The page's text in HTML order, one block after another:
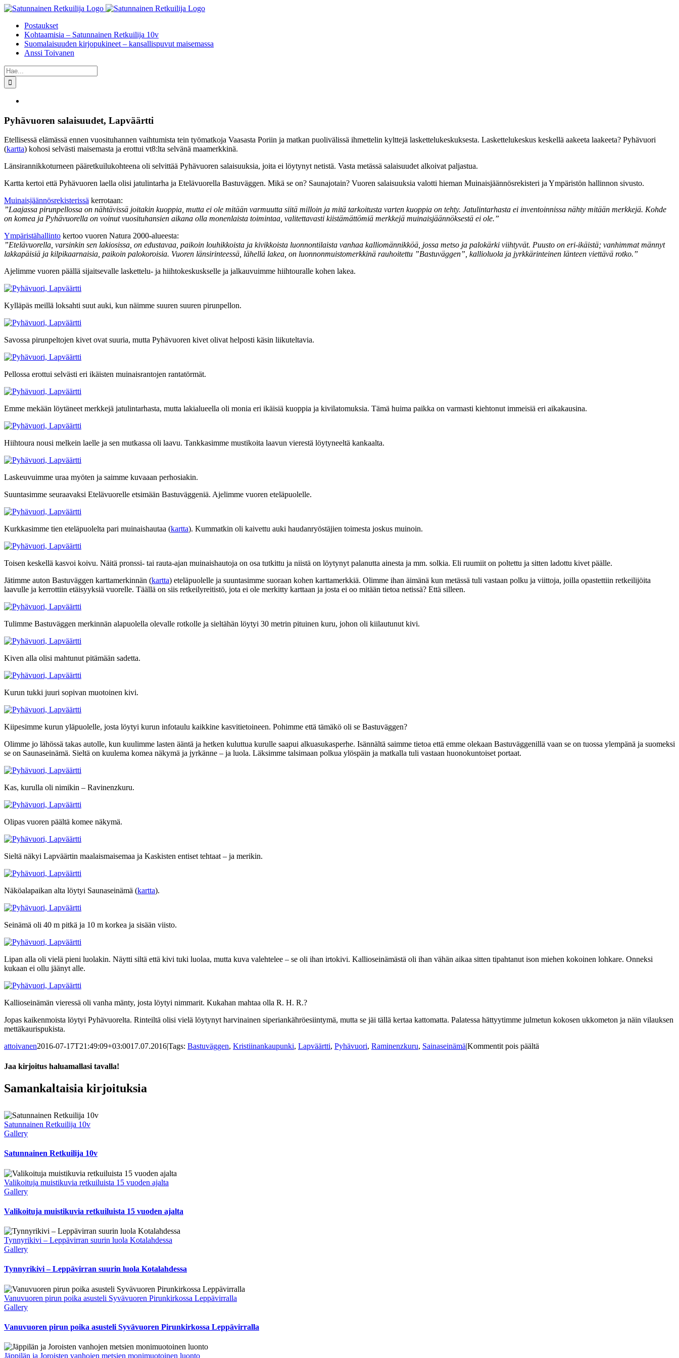
Skip
contentPostaukset
Kohtaamisia – Satunnainen Retkuilija 10v
Suomalaisuuden kirjopukineet – kansallispuvut maisemassa
Anssi Toivanen
Etsi
...
isompana
Pyhävuoren salaisuudet, Lapväärtti
Etellisessä elämässä ennen vuosituhannen vaihtumista tein työmatkoja Vaasasta Poriin ja matkan puolivälissä ihmettelin kylttejä laskettelukeskuksesta. Laskettelukeskus keskellä aakeeta laakeeta? Pyhävuori
(kartta) kohosi selvästi maisemasta ja erottui vt8:lta selvänä maamerkkinä.
Länsirannikkoturneen pääretkuilukohteena oli selvittää Pyhävuoren salaisuuksia, joita ei löytynyt netistä. Vasta metässä salaisuudet alkoivat paljastua.
Kartta kertoi että Pyhävuoren laella olisi jatulintarha ja Etelävuorella Bastuväggen. Mikä se on? Saunajotain? Vuoren salaisuuksia valotti hieman Muinaisjäännösrekisteri ja Ympäristön hallinnon sivusto.
Muinaisjäännösrekisterissä kerrotaan:
”Laajassa pirunpellossa on nähtävissä joitakin kuoppia, mutta ei ole mitään varmuutta siitä milloin ja mitä tarkoitusta varten kuoppia on tehty. Jatulintarhasta ei inventoinnissa nähty mitään merkkejä. Kohde
on komea ja Pyhävuorella on voinut vuosituhansien aikana olla monenlaista toimintaa, valitettavasti kiistämättömiä merkkejä muinaisjäännöksestä ei ole.”
Ympäristähallinto kertoo vuoren Natura 2000-alueesta:
”Etelävuorella, varsinkin sen lakiosissa, on edustavaa, paikoin louhikkoista ja kivikkoista luonnontilaista vanhaa kalliomännikköä, jossa metso ja palokärki viihtyvät. Puusto on eri-ikäistä; vanhimmat männyt
lakkapäisiä ja kilpikaarnaisia, paikoin palokoroisia. Vuoren länsirinteessä, lähellä lakea, on luonnonmuistomerkkinä rauhoitettu ”Bastuväggen”, kallioluola ja jyrkkärinteinen länteen viettävä rotko.”
Ajelimme vuoren päällä sijaitsevalle laskettelu- ja hiihtokeskuskselle ja jalkauvuimme hiihtouralle kohen lakea.
Kylläpäs meillä loksahti suut auki, kun näimme suuren suuren pirunpellon.
Savossa pirunpeltojen kivet ovat suuria, mutta Pyhävuoren kivet olivat helposti käsin liikuteltavia.
Pellossa erottui selvästi eri ikäisten muinaisrantojen rantatörmät.
Emme mekään löytäneet merkkejä jatulintarhasta, mutta lakialueella oli monia eri ikäisiä kuoppia ja kivilatomuksia. Tämä huima paikka on varmasti kiehtonut immeisiä eri aikakausina.
Hiihtoura nousi melkein laelle ja sen mutkassa oli laavu. Tankkasimme mustikoita laavun vierestä löytyneeltä kankaalta.
Laskeuvuimme uraa myöten ja saimme kuvaaan perhosiakin.
Suuntasimme seuraavaksi Etelävuorelle etsimään Bastuväggeniä. Ajelimme vuoren eteläpuolelle.
Kurkkasimme tien eteläpuolelta pari muinaishautaa (kartta). Kummatkin oli kaivettu auki haudanryöstäjien toimesta joskus muinoin.
Toisen keskellä kasvoi koivu. Näitä pronssi- tai rauta-ajan muinaishautoja on osa tutkittu ja niistä on löytynyt palanutta ainesta ja mm. solkia. Eli ruumiit on poltettu ja sitten ladottu kivet päälle.
Jätimme auton Bastuväggen karttamerkinnän (kartta) eteläpuolelle ja suuntasimme suoraan kohen karttamerkkiä. Olimme ihan äimänä kun metässä tuli vastaan polku ja viittoja, joilla opastettiin retkeilijöita
laavulle ja kerrottiin etäisyyksiä vuorelle. Täällä on siis retkeilyreitistö, jota ei ole merkitty karttaan ja josta ei oo mitään tietoa netissä? Että silleen.
Tulimme Bastuväggen merkinnän alapuolella olevalle rotkolle ja sieltähän löytyi 30 metrin pituinen kuru, johon oli kiilautunut kivi.
Kiven alla olisi mahtunut pitämään sadetta.
Kurun tukki juuri sopivan muotoinen kivi.
Kiipesimme kurun yläpuolelle, josta löytyi kurun infotaulu kaikkine kasvitietoineen. Pohimme että tämäkö oli se Bastuväggen?
Olimme jo lähössä takas autolle, kun kuulimme lasten ääntä ja hetken kuluttua kurulle saapui alkuasukasperhe. Isännältä saimme tietoa että emme olekaan Bastuväggenillä vaan se on tuossa ylempänä ja suomeksi
se on Saunaseinämä. Sieltä on kuulema komea näkymä ja jyrkänne – ja luola. Läksimme talsimaan polkua ylöspäin ja matkalla tuli vastaan huonokuntoiset portaat.
Kas, kurulla oli nimikin – Ravinenzkuru.
Olipas vuoren päältä komee näkymä.
Sieltä näkyi Lapväärtin maalaismaisemaa ja Kaskisten entiset tehtaat – ja merikin.
Näköalapaikan alta löytyi Saunaseinämä (kartta).
Seinämä oli 40 m pitkä ja 10 m korkea ja sisään viisto.
Lipan alla oli vielä pieni luolakin. Näytti siltä että kivi tuki luolaa, mutta kuva valehtelee – se oli ihan irtokivi. Kallioseinämästä oli ihan vähän aikaa sitten tipahtanut ison miehen kokoinen lohkare. Onneksi
kukaan ei ollu jäänyt alle.
Kallioseinämän vieressä oli vanha mänty, josta löytyi nimmarit. Kukahan mahtaa olla R. H. R.?
Jopas kaikenmoista löytyi Pyhävuorelta. Rinteiltä olisi vielä löytynyt harvinainen siperiankähröesiintymä, mutta se jäi tällä kertaa kattomatta. Palatessa hättyytimme julmetun kokosen ukkometon ja näin vilauksen
mettäkaurispukista.
attoivanen2016-07-17T21:49:09+03:0017.07.2016|Tags: Bastuväggen, Kristiinankaupunki, Lapväärtti, Pyhävuori, Raminenzkuru, Sainaseinämä|Kommentit pois päältä
Jaa kirjoitus haluamallasi tavalla!
Facebook
X
Reddit
LinkedIn
Tumblr
Pinterest
Vk
Sähköposti
Samankaltaisia kirjoituksia
Satunnainen Retkuilija 10v
Gallery
Satunnainen Retkuilija 10v
Valikoituja muistikuvia retkuiluista 15 vuoden ajalta
Gallery
Valikoituja muistikuvia retkuiluista 15 vuoden ajalta
Tynnyrikivi – Leppävirran suurin luola Kotalahdessa
Gallery
Tynnyrikivi – Leppävirran suurin luola Kotalahdessa
Vanuvuoren pirun poika asusteli Syvävuoren Pirunkirkossa Leppävirralla
Gallery
Vanuvuoren pirun poika asusteli Syvävuoren Pirunkirkossa Leppävirralla
Jäppilän ja Joroisten vanhojen metsien monimuotoinen luonto